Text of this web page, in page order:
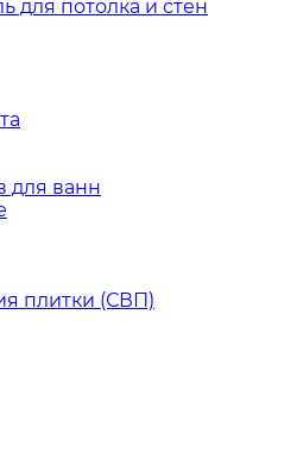
для потолка и стен
для ванн
плитки (СВП)